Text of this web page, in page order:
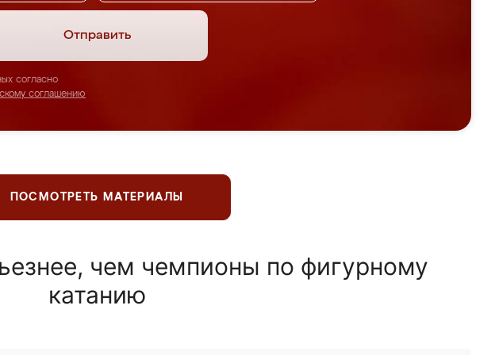
Отправить
согласно
соглашению
ПОСМОТРЕТЬ МАТЕРИАЛЫ
чем чемпионы по фигурному
катанию